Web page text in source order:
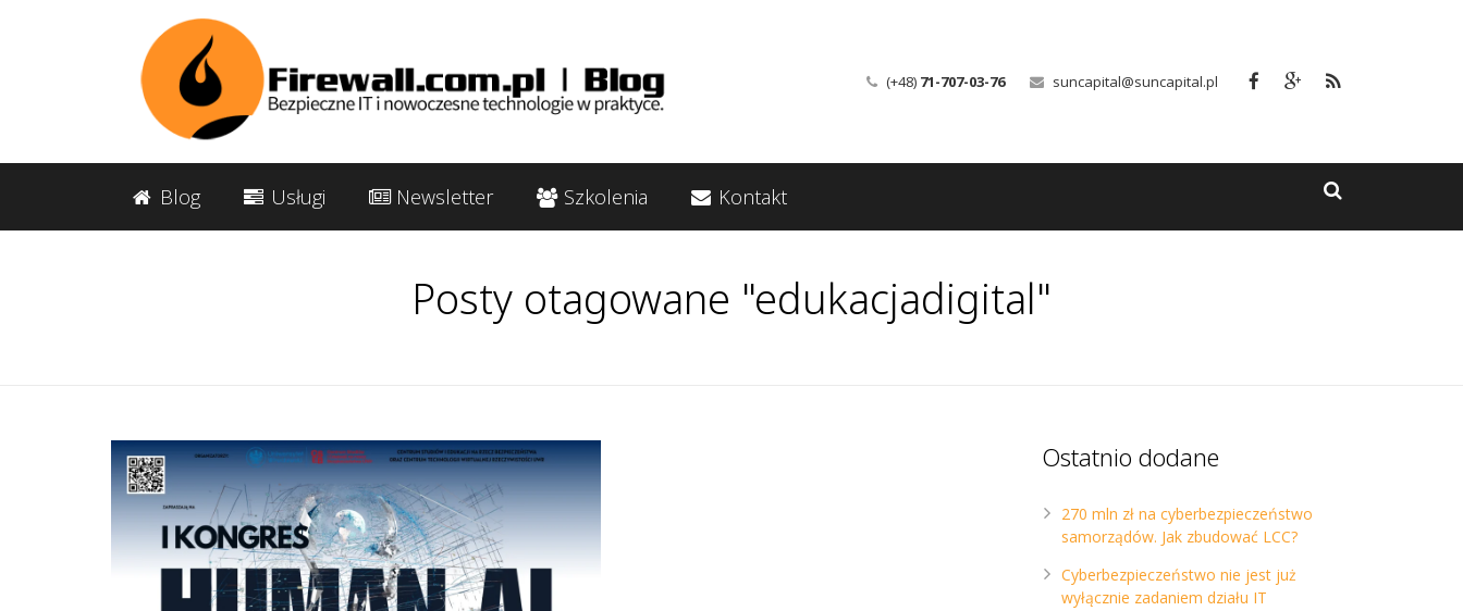
(+48) 71-707-03-76 suncapital@suncapital.pl
Blog Usługi Newsletter Szkolenia Kontakt
Posty otagowane "edukacjadigital"
Ostatnio dodane
270 mln zł na cyberbezpieczeństwo
samorządów. Jak zbudować LCC?
Cyberbezpieczeństwo nie jest już
wyłącznie zadaniem działu IT